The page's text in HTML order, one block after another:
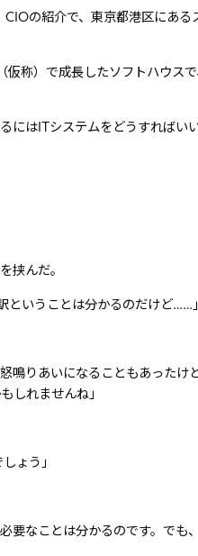
の紹介で、東京都港区にある
称）で成長したソフトハウス
にはITシステムをどうすればい
挟んだ。
いうことは分かるのだけど……」
鳴りあいになることもあったけ
しれませんね」
ょう」
要なことは分かるのです。でも